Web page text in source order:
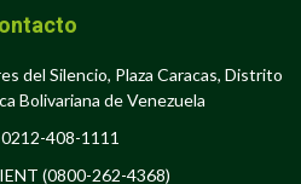
del Silencio, Plaza Caracas, Distrito
Bolivariana de Venezuela
408-1111
(0800-262-4368)